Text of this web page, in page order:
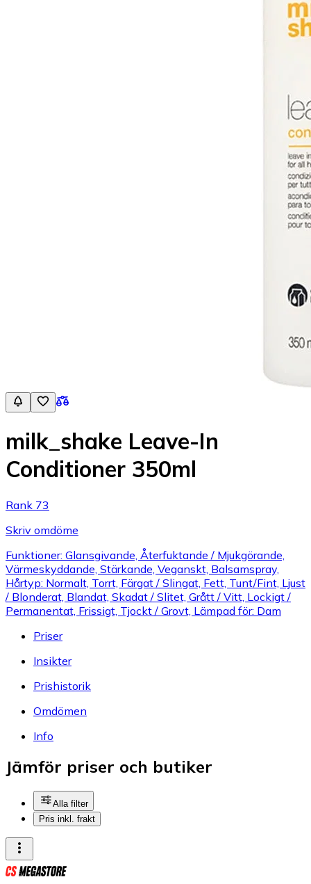
milk_shake Leave-In
Conditioner 350ml
Rank 73
Skriv omdöme
Funktioner: Glansgivande, Återfuktande / Mjukgörande,
Värmeskyddande, Stärkande, Veganskt, Balsamspray,
Hårtyp: Normalt, Torrt, Färgat / Slingat, Fett, Tunt/Fint, Ljust
/ Blonderat, Blandat, Skadat / Slitet, Grått / Vitt, Lockigt /
Permanentat, Frissigt, Tjockt / Grovt, Lämpad för: Dam
Priser
Insikter
Prishistorik
Omdömen
Info
Jämför priser och butiker
Alla filter
Pris inkl. frakt